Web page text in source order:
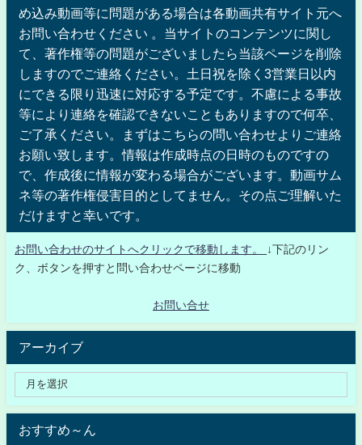
め込み動画等に問題がある場合は各動画共有サイト元へ
お問い合わせください 。当サイトのコンテンツに関し
て、著作権等の問題がございましたら当該ページを削除
しますのでご連絡ください。土日祝を除く3営業日以内
にできる限り迅速に対応する予定です。不慮による事故
等により連絡を確認できないこともありますので何卒、
ご了承ください。まずはこちらの問い合わせよりご連絡
お願い致します。情報は作成時点の日時のものですの
で、作成後に情報が変わる場合がございます。動画サム
ネ等の著作権侵害目的としてません。その点ご理解いた
だけますと幸いです。
お問い合わせのサイトへクリックで移動します。
↓下記のリン
ク、ボタンを押すと問い合わせページに移動
お問い合せ
アーカイブ
おすすめ～ん